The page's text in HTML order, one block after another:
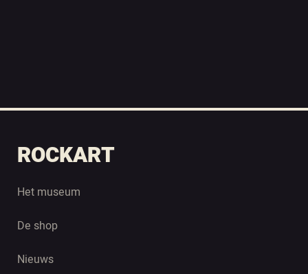
ROCKART
Het museum
De shop
Nieuws